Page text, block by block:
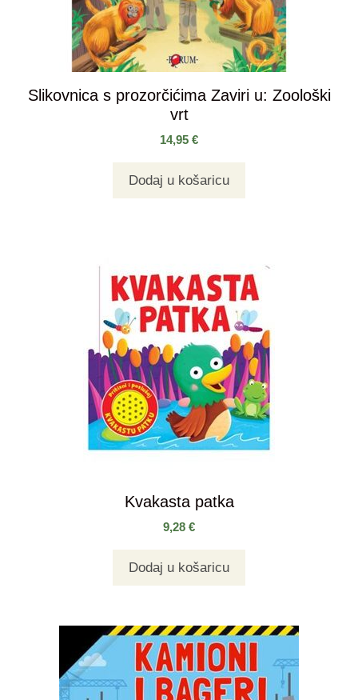
Slikovnica s prozorčićima Zaviri u: Zoološki
vrt
14,95 €
Dodaj u košaricu
Kvakasta patka
9,28 €
Dodaj u košaricu